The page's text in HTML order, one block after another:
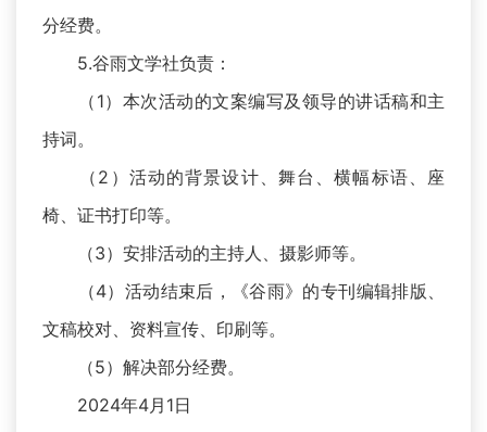
分经费。
5.谷雨文学社负责：
（1）本次活动的文案编写及领导的讲话稿和主
持词。
（2）活动的背景设计、舞台、横幅标语、座
椅、证书打印等。
（3）安排活动的主持人、摄影师等。
（4）活动结束后，《谷雨》的专刊编辑排版、
文稿校对、资料宣传、印刷等。
（5）解决部分经费。
2024年4月1日